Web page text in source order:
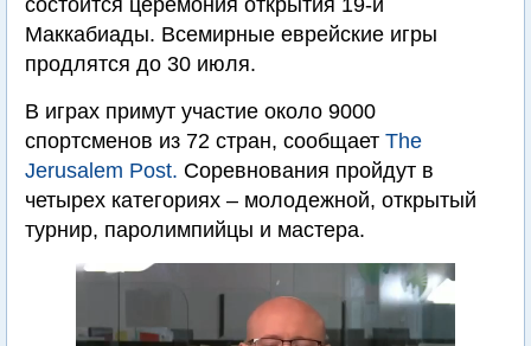
состоится церемония открытия 19-й
Маккабиады. Всемирные еврейские игры
продлятся до 30 июля.
В играх примут участие около 9000
спортсменов из 72 стран, сообщает The
Jerusalem Post. Соревнования пройдут в
четырех категориях – молодежной, открытый
турнир, паролимпийцы и мастера.